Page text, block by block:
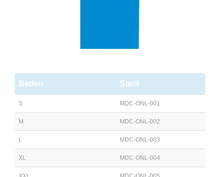
Beden Steril
S MDC-ONL-001
M MDC-ONL-002
L MDC-ONL-003
XL MDC-ONL-004